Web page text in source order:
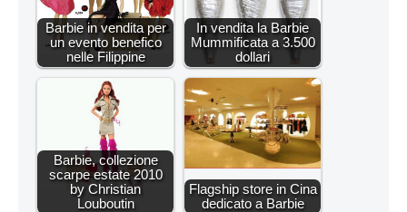
Barbie in vendita per
un evento benefico
nelle Filippine
In vendita la Barbie
Mummificata a 3.500
dollari
Barbie, collezione
scarpe estate 2010
by Christian
Louboutin
Flagship store in Cina
dedicato a Barbie